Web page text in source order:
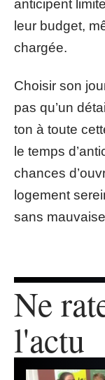
anticipent
leur budget,
chargée.
Choisir son
pas qu’un
ton à toute
le temps
chances
logement
sans
Ne
l'actu